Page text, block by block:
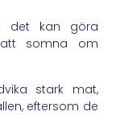
det kan göra
somna om
stark mat,
eftersom de